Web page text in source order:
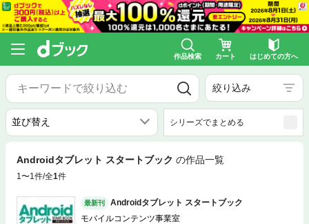
作品検索 カート はじめての方へ
絞り込み
シリーズでまとめる
Androidタブレット スタートブック の作品一覧
1〜1件/全1件
最新刊
Androidタブレット スタートブック
モバイルコンテンツ事業室